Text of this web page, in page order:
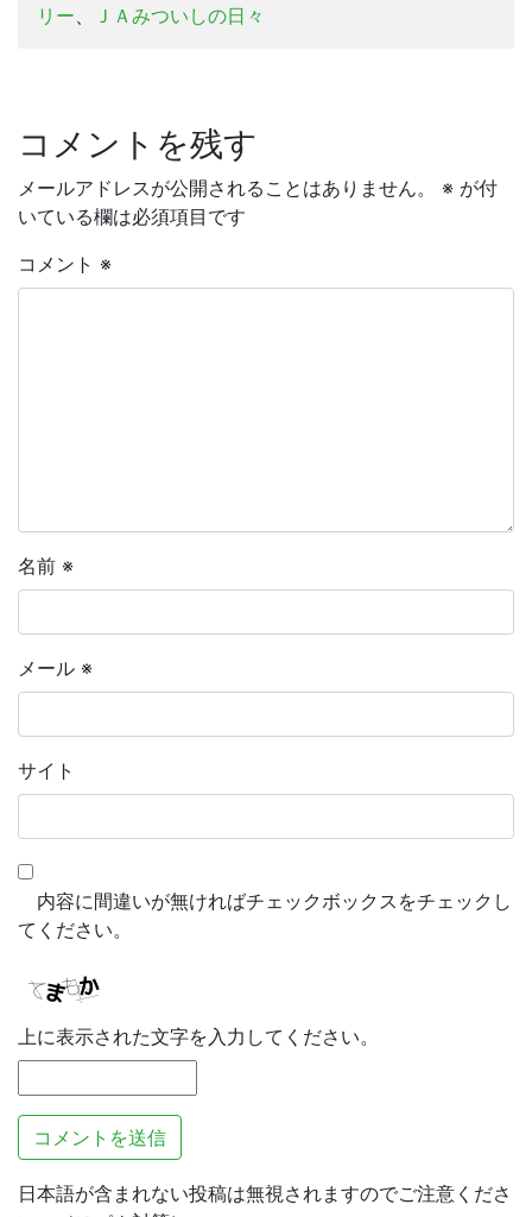
リー
ＪＡみついしの日々
コメントを残す
メールアドレスが公開されることはありません。 ※ が付
いている欄は必須項目です
コメント ※
名前 ※
メール ※
サイト
内容に間違いが無ければチェックボックスをチェックし
てください。
上に表示された文字を入力してください。
日本語が含まれない投稿は無視されますのでご注意くださ